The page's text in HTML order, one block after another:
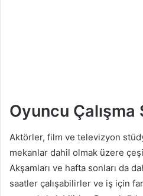
Oyuncu Çalışma
Aktörler, film ve televizyon
mekanlar dahil olmak üzere
Akşamları ve hafta sonları da
saatler çalışabilirler ve iş için